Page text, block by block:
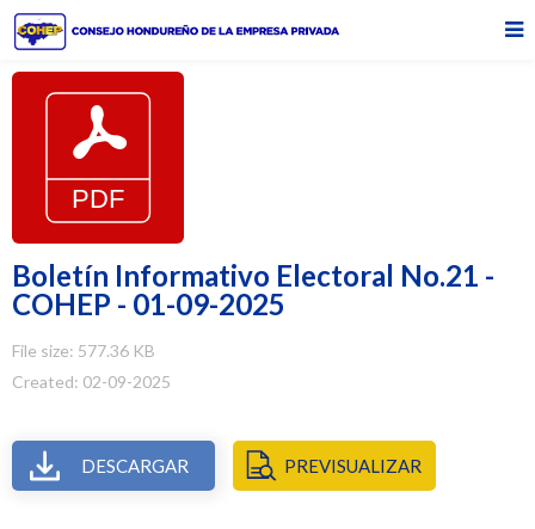
Boletín Informativo Electoral No.21 -
COHEP - 01-09-2025
File size: 577.36 KB
Created: 02-09-2025
DESCARGAR PREVISUALIZAR